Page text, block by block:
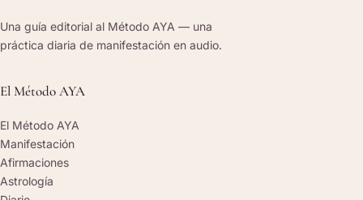
Una guía editorial al Método AYA — una
práctica diaria de manifestación en audio.
El Método AYA
El Método AYA
Manifestación
Afirmaciones
Astrología